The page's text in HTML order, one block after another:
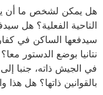
هل يمكن لشخص ما أن
الناحية الفعلية؟ هل
سيدفعها الساكن في
نتانيا بوضع الدستور
في الجيش ذاته، جنبا
بالقوانين ذاتها؟ هل هذا